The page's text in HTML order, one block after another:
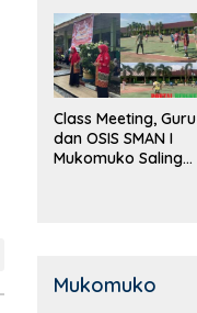
Class Meeting, Guru
dan OSIS SMAN I
Mukomuko Saling
Mukomuko